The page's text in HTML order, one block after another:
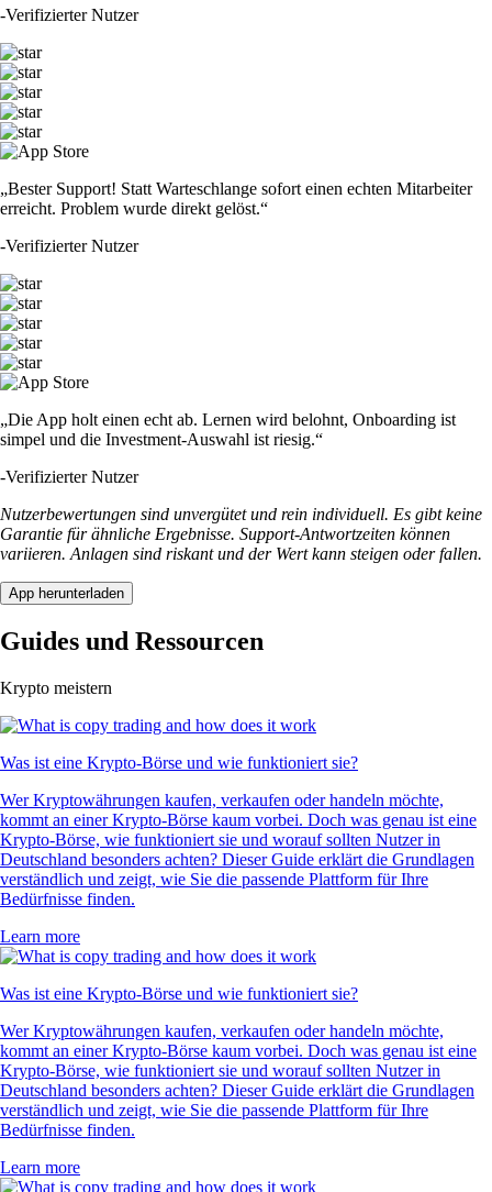
-Verifizierter Nutzer
„Bester Support! Statt Warteschlange sofort einen echten Mitarbeiter
erreicht. Problem wurde direkt gelöst.“
-Verifizierter Nutzer
„Die App holt einen echt ab. Lernen wird belohnt, Onboarding ist
simpel und die Investment-Auswahl ist riesig.“
-Verifizierter Nutzer
Nutzerbewertungen sind unvergütet und rein individuell. Es gibt keine
Garantie für ähnliche Ergebnisse. Support-Antwortzeiten können
variieren. Anlagen sind riskant und der Wert kann steigen oder fallen.
App herunterladen
Guides und Ressourcen
Krypto meistern
Was ist eine Krypto-Börse und wie funktioniert sie?
Wer Kryptowährungen kaufen, verkaufen oder handeln möchte,
kommt an einer Krypto-Börse kaum vorbei. Doch was genau ist eine
Krypto-Börse, wie funktioniert sie und worauf sollten Nutzer in
Deutschland besonders achten? Dieser Guide erklärt die Grundlagen
verständlich und zeigt, wie Sie die passende Plattform für Ihre
Bedürfnisse finden.
Learn more
Was ist eine Krypto-Börse und wie funktioniert sie?
Wer Kryptowährungen kaufen, verkaufen oder handeln möchte,
kommt an einer Krypto-Börse kaum vorbei. Doch was genau ist eine
Krypto-Börse, wie funktioniert sie und worauf sollten Nutzer in
Deutschland besonders achten? Dieser Guide erklärt die Grundlagen
verständlich und zeigt, wie Sie die passende Plattform für Ihre
Bedürfnisse finden.
Learn more